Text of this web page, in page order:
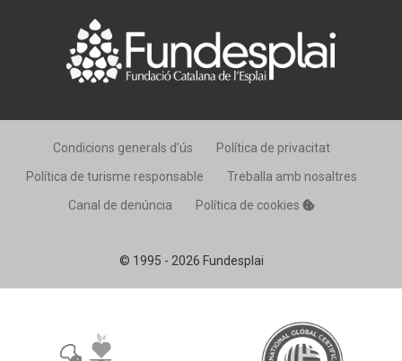
© 1995 - 2026 Fundesplai
Condicions generals d’ús
Política de privacitat
Política de turisme responsable
Treballa amb nosaltres
Canal de denúncia
Política de cookies